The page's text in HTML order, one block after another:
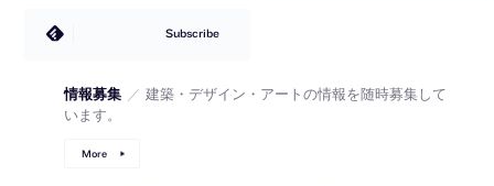
Subscribe
情報募集 ／ 建築・デザイン・アートの情報を随時募集して
います。
More